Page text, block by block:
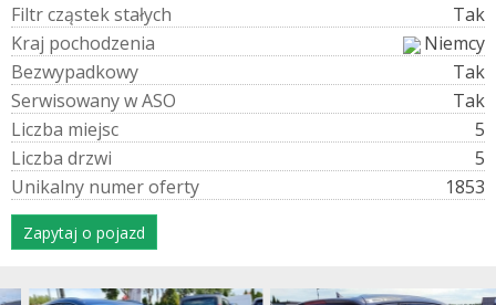
Filtrcząstekstałych
Tak
Kraj pochodzenia
Niemcy
Bezwypadkowy
Tak
SerwisowanywASO
Tak
Liczba miejsc
5
Liczba drzwi
5
Unikalny numeroferty 1853
Zapytaj o pojazd